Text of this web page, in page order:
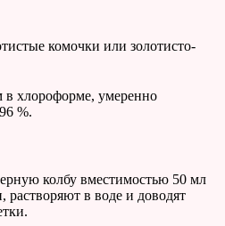
комочки или золотисто-
в хлороформе, умеренно
%.
колбу вместимостью 50 мл
в воде и доводят